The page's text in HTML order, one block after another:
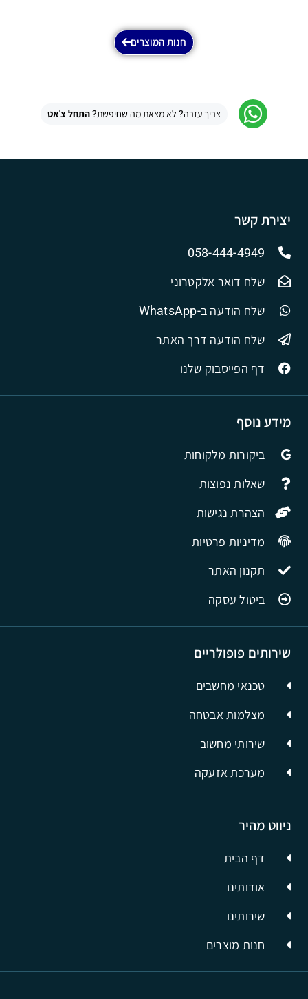
חנות המוצרים
צריך עזרה? לא מצאת מה שחיפשת?התחל צ'אט
ניווט מהיר
דף הבית
אודותינו
שירותינו
חנות מוצרים
שירותים פופולריים
טכנאי מחשבים
מצלמות אבטחה
שירותי מחשוב
מערכת אזעקה
מידע נוסף
ביקורות מלקוחות
שאלות נפוצות
הצהרת נגישות
מדיניות פרטיות
תקנון האתר
ביטול עסקה
יצירת קשר
058-444-4949
שלח דואר אלקטרוני
שלח הודעה ב-WhatsApp
שלח הודעה דרך האתר
דף הפייסבוק שלנו